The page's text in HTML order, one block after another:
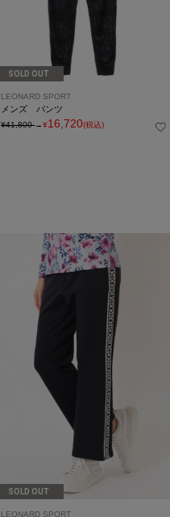
SOLD OUT
LEONARD SPORT
メンズ パンツ
¥41,800→¥16,720(税込)
SOLD OUT
LEONARD SPORT